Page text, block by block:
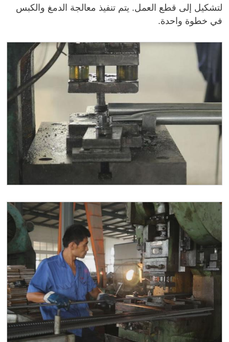
لتشكيل إلى قطع العمل. يتم تنفيذ معالجة الدمغ والكبس
في خطوة واحدة.